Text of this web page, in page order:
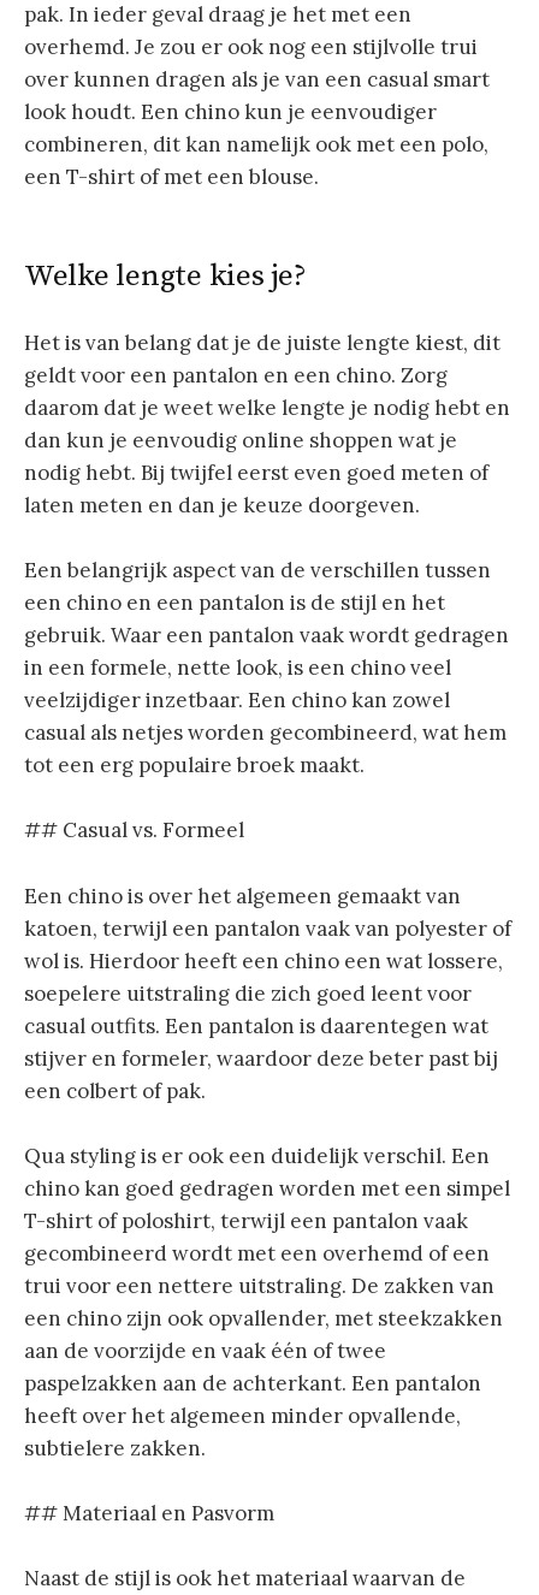
pak. In ieder geval draag je het met een
overhemd. Je zou er ook nog een stijlvolle trui
over kunnen dragen als je van een casual smart
look houdt. Een chino kun je eenvoudiger
combineren, dit kan namelijk ook met een polo,
een T-shirt of met een blouse.
Welke lengte kies je?
Het is van belang dat je de juiste lengte kiest, dit
geldt voor een pantalon en een chino. Zorg
daarom dat je weet welke lengte je nodig hebt en
dan kun je eenvoudig online shoppen wat je
nodig hebt. Bij twijfel eerst even goed meten of
laten meten en dan je keuze doorgeven.
Een belangrijk aspect van de verschillen tussen
een chino en een pantalon is de stijl en het
gebruik. Waar een pantalon vaak wordt gedragen
in een formele, nette look, is een chino veel
veelzijdiger inzetbaar. Een chino kan zowel
casual als netjes worden gecombineerd, wat hem
tot een erg populaire broek maakt.
## Casual vs. Formeel
Een chino is over het algemeen gemaakt van
katoen, terwijl een pantalon vaak van polyester of
wol is. Hierdoor heeft een chino een wat lossere,
soepelere uitstraling die zich goed leent voor
casual outfits. Een pantalon is daarentegen wat
stijver en formeler, waardoor deze beter past bij
een colbert of pak.
Qua styling is er ook een duidelijk verschil. Een
chino kan goed gedragen worden met een simpel
T-shirt of poloshirt, terwijl een pantalon vaak
gecombineerd wordt met een overhemd of een
trui voor een nettere uitstraling. De zakken van
een chino zijn ook opvallender, met steekzakken
aan de voorzijde en vaak één of twee
paspelzakken aan de achterkant. Een pantalon
heeft over het algemeen minder opvallende,
subtielere zakken.
## Materiaal en Pasvorm
Naast de stijl is ook het materiaal waarvan de